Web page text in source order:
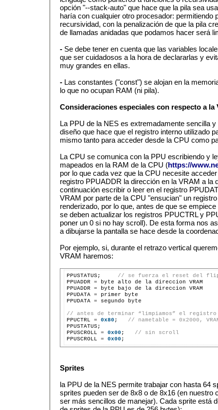
opción "--stack-auto" que hace que la pila sea
haría con cualquier otro procesador: permitiendo
recursividad, con la penalización de que la pila
de llamadas anidadas que podamos hacer será
- Se debe tener en cuenta que las variables
que ser cuidadosos a la hora de declararlas y
muy grandes en ellas.
- Las constantes ("const") se alojan en la
lo que no ocupan RAM (ni pila).
Consideraciones especiales con respecto a la
La PPU de la NES es extremadamente sencilla
diseño que hace que el registro interno utilizado
mismo tanto para acceder desde la CPU como
La CPU se comunica con la PPU escribiendo y
mapeados en la RAM de la CPU (https://
por lo que cada vez que la CPU necesite
registro PPUADDR la dirección en la VRAM a la
continuación escribir o leer en el registro
VRAM por parte de la CPU "ensucian" un
renderizado, por lo que, antes de que se
se deben actualizar los registros PPUCTRL y
poner un 0 si no hay scroll). De esta forma nos
a dibujarse la pantalla se hace desde la
Por ejemplo, si, durante el retrazo vertical
VRAM haremos:
PPUSTATUS;
// se fuerza el reset del flip-
PPUADDR
= byte alto de la direccion
VRAM
PPUADDR
= byte bajo de la direccion
VRAM
PPUDATA
= primer
byte
PPUDATA
= segundo byte
// antes de terminar “limpiamos” el registro
PPUCTRL
= 0x80 ;
// nametable = 0x2000,
PPUSTATUS;
PPUSCROLL
= 0x00 ;
// sin scroll
PPUSCROLL
= 0x00
Sprites
la PPU de la NES permite trabajar con hasta 64
sprites pueden ser de 8x8 o de 8x16 (en nuestro
ser más sencillos de manejar). Cada sprite está